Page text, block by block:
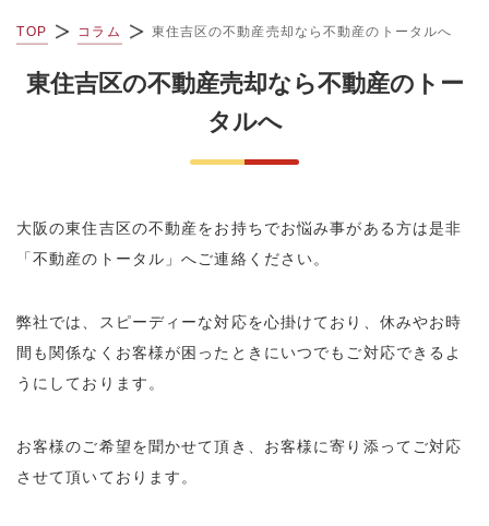
TOP コラム 東住吉区の不動産売却なら不動産のトータルへ
東住吉区の不動産売却なら不動産のトー
タルへ
大阪の東住吉区の不動産をお持ちでお悩み事がある方は是非
「不動産のトータル」へご連絡ください。
弊社では、スピーディーな対応を心掛けており、休みやお時
間も関係なくお客様が困ったときにいつでもご対応できるよ
うにしております。
お客様のご希望を聞かせて頂き、お客様に寄り添ってご対応
させて頂いております。